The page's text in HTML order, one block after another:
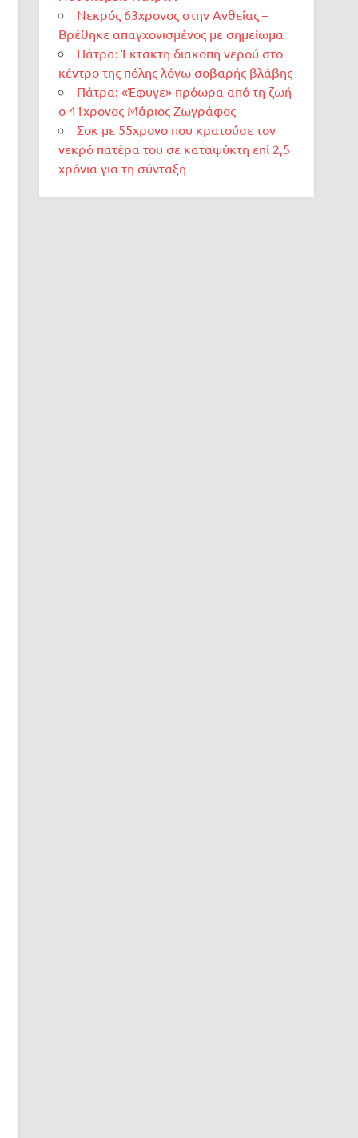
Νεκρός 63χρονος στην Ανθείας –
Βρέθηκε απαγχονισμένος με σημείωμα
Πάτρα: Έκτακτη διακοπή νερού στο
κέντρο της πόλης λόγω σοβαρής βλάβης
Πάτρα: «Έφυγε» πρόωρα από τη ζωή
ο 41χρονος Μάριος Ζωγράφος
Σοκ με 55χρονο που κρατούσε τον
νεκρό πατέρα του σε καταψύκτη επί 2,5
χρόνια για τη σύνταξη